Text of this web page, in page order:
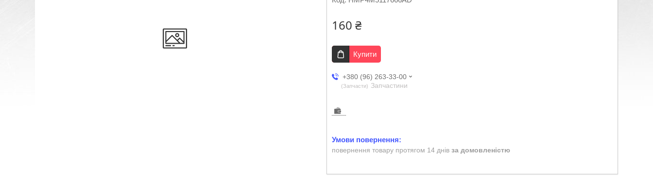
160 ₴
Купити
+380 (96) 263-33-00
Запчасти Запчастини
повернення товару протягом 14 днів за домовленістю